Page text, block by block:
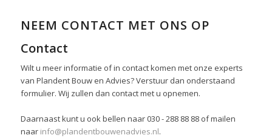
NEEM CONTACT MET ONS OP
Contact
Wilt u meer informatie of in contact komen met onze experts
van Plandent Bouw en Advies? Verstuur dan onderstaand
formulier. Wij zullen dan contact met u opnemen.
Daarnaast kunt u ook bellen naar 030 - 288 88 88 of mailen
naar info@plandentbouwenadvies.nl.